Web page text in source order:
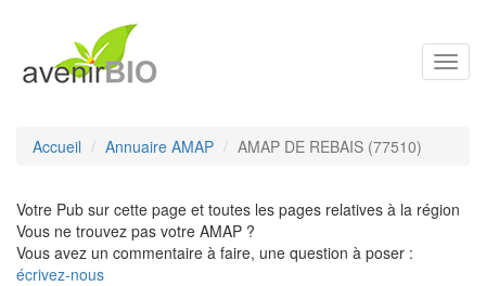
Accueil Annuaire AMAP AMAP DE REBAIS (77510)
Votre Pub sur cette page et toutes les pages relatives à la région
Vous ne trouvez pas votre AMAP ?
Vous avez un commentaire à faire, une question à poser :
écrivez-nous